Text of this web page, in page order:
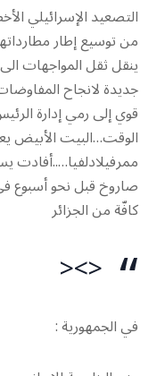
التصعيد الإسرائيلي
من توسيع إطار
ينقل ثقل المواجهات
جديدة لانجاح
قوي إلى رمي إدارة
الوقت…البيت الأبيض
كافّة من الجزائر
<><
في الجمهورية :